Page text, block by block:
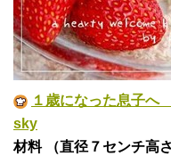
１歳になった息子
sky
材料 （直径７センチ高